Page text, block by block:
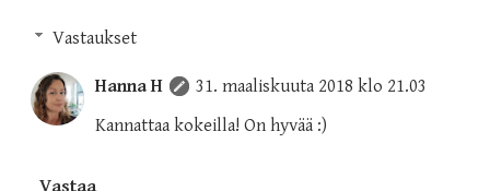
Vastaukset
Hanna H
31. maaliskuuta 2018 klo 21.03
Kannattaa kokeilla! On hyvää :)
Vastaa